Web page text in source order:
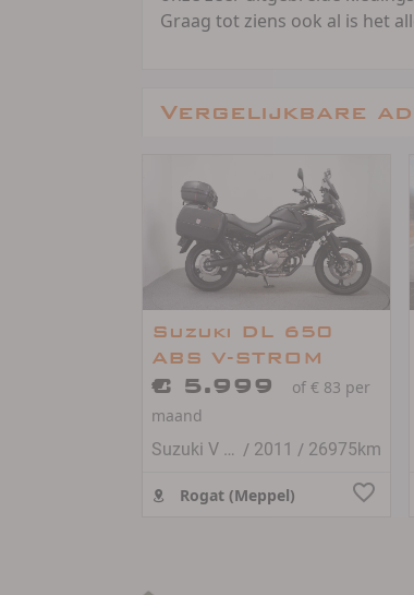
Graag tot ziens ook al is het
Vergelijkbare
Suzuki DL 650
ABS V-STROM
€ 5.999
of € 83 per
maand
Suzuki V STROM 650 / 2011 / 26975km
Rogat (Meppel)